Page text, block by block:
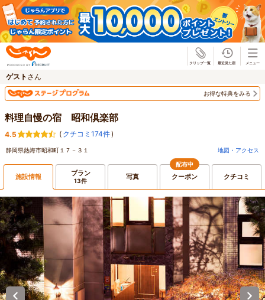
ゲスト さん
お得な特典をみる
料理自慢の宿 昭和倶楽部
4.5 ( クチコミ174件)
静岡県熱海市昭和町１７－３１ 地図・アクセス
施設情報 プラン
13件 写真
配布中
クーポン クチコミ